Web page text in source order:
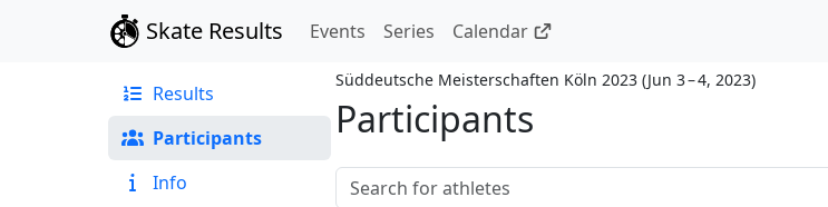
Skate Results Events Series Calendar
Results
Participants
Info
Süddeutsche Meisterschaften Köln 2023 (Jun 3 – 4, 2023)
Participants